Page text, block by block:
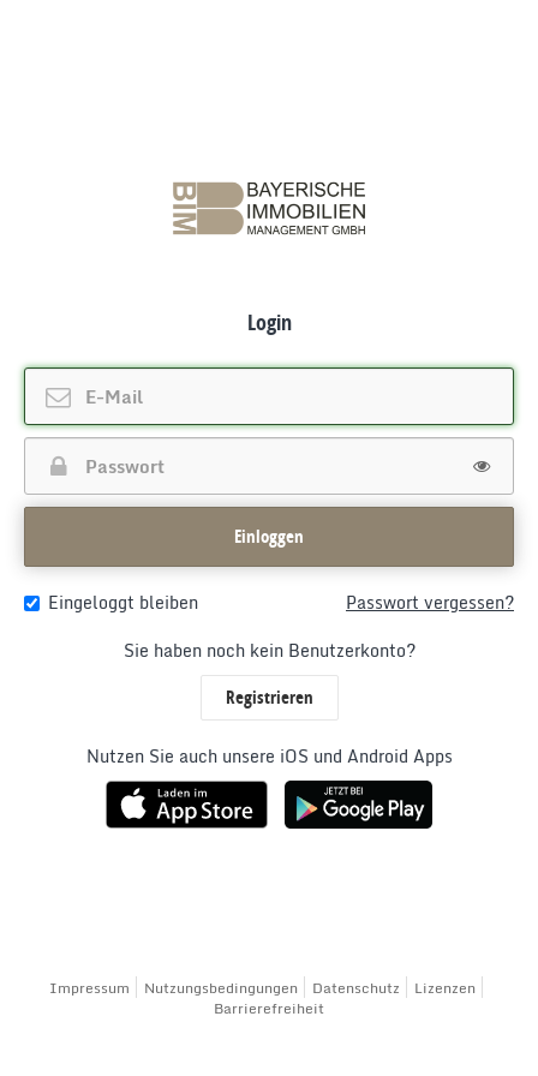
Login
Einloggen
Eingeloggt bleiben
Passwort vergessen?
Sie haben noch kein Benutzerkonto?
Registrieren
Nutzen Sie auch unsere iOS und Android Apps
Impressum Nutzungsbedingungen Datenschutz
Lizenzen
Barrierefreiheit